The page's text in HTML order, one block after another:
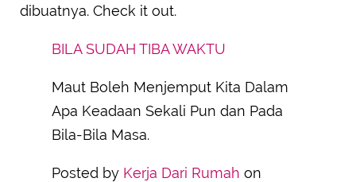
dibuatnya. Check it out.
BILA SUDAH TIBA WAKTU
Maut Boleh Menjemput Kita Dalam
Apa Keadaan Sekali Pun dan Pada
Bila-Bila Masa.
Posted by Kerja Dari Rumah on